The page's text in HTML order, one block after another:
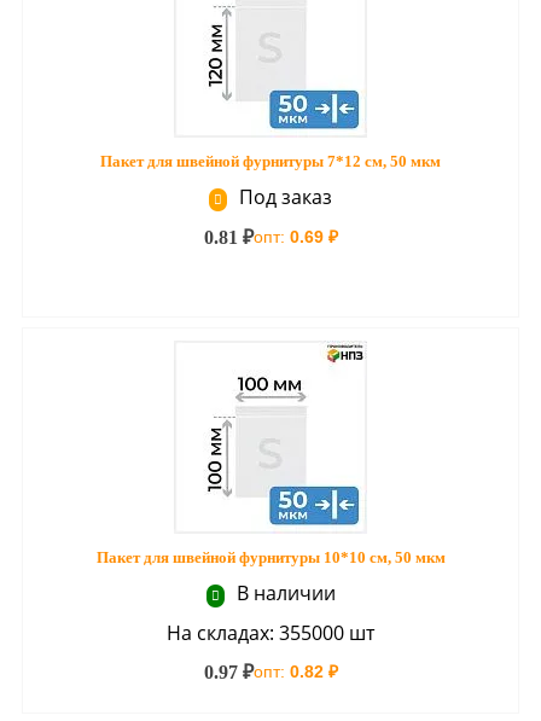
Пакет для швейной фурнитуры 7*12 см, 50 мкм
Под заказ
0.81 ₽опт: 0.69 ₽
Пакет для швейной фурнитуры 10*10 см, 50 мкм
В наличии
На складах: 355000 шт
0.97 ₽опт: 0.82 ₽